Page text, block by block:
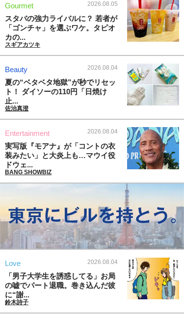
Gourmet 2026.08.05
スタバの強力ライバルに？ 若者が
「ゴンチャ」を選ぶワケ。タピオ
カの...
スギアカツキ
Beauty 2026.08.04
夏の“ベタベタ地獄”が秒でリセッ
ト！ ダイソーの110円「日焼け
止...
佐治真澄
Entertainment 2026.08.04
実写版『モアナ』が「コントの衣
装みたい」と大炎上も…マウイ役
ドウェ...
BANG SHOWBIZ
Love 2026.08.04
「男子大学生を誘惑してる」お局
の嘘でパート退職。巻き込んだ彼
に“謝...
鈴木詩子